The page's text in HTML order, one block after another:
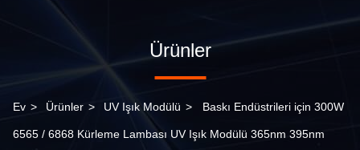
Ürünler
Ev > Ürünler > UV Işık Modülü > Baskı Endüstrileri için 300W
6565 / 6868 Kürleme Lambası UV Işık Modülü 365nm 395nm